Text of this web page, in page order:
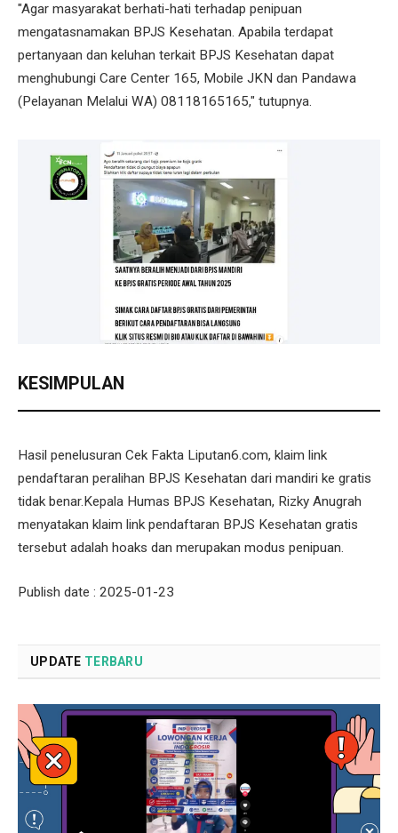
"Agar masyarakat berhati-hati terhadap penipuan
mengatasnamakan BPJS Kesehatan. Apabila terdapat
pertanyaan dan keluhan terkait BPJS Kesehatan dapat
menghubungi Care Center 165, Mobile JKN dan Pandawa
(Pelayanan Melalui WA) 08118165165," tutupnya.
KESIMPULAN
Hasil penelusuran Cek Fakta Liputan6.com, klaim link
pendaftaran peralihan BPJS Kesehatan dari mandiri ke gratis
tidak benar.Kepala Humas BPJS Kesehatan, Rizky Anugrah
menyatakan klaim link pendaftaran BPJS Kesehatan gratis
tersebut adalah hoaks dan merupakan modus penipuan.
Publish date : 2025-01-23
UPDATE TERBARU